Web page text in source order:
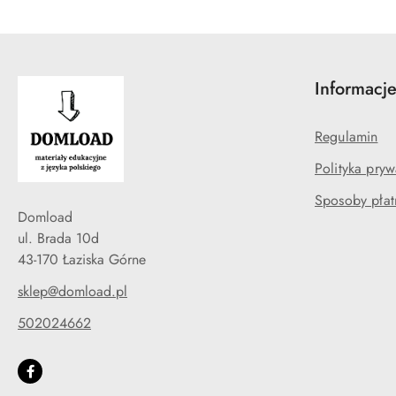
Domload
ul. Brada 10d
43-170 Łaziska Górne
sklep@domload.pl
502024662
Informacje
Regulamin
Polityka
Sposoby